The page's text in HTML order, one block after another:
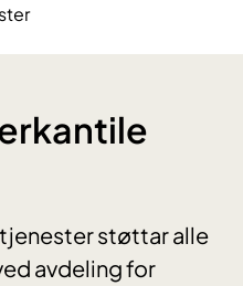
støttar alle
avdeling for